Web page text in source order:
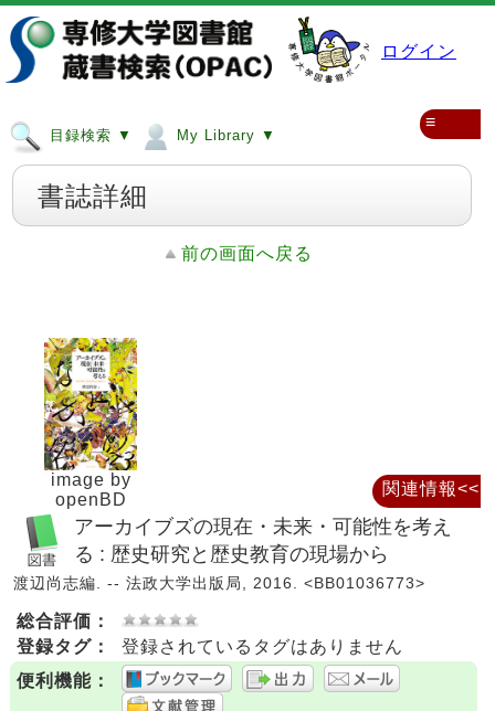
ログイン
目録検索 ▼ My Library ▼
≡
書誌詳細
前の画面へ戻る
image by
openBD
アーカイブズの現在・未来・可能性を考え
る : 歴史研究と歴史教育の現場から
渡辺尚志編. -- 法政大学出版局, 2016. <BB01036773>
総合評価：
登録タグ：
登録されているタグはありません
便利機能：
関連情報<<